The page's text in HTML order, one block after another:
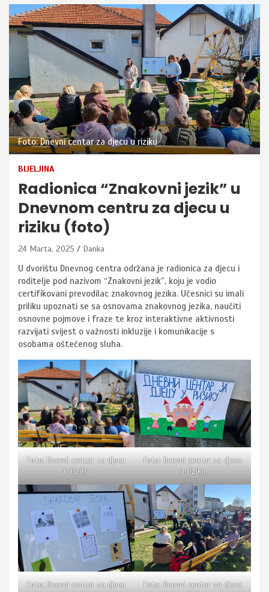
Foto: Dnevni centar za djecu u riziku
BIJELJINA
Radionica “Znakovni jezik” u
Dnevnom centru za djecu u
riziku (foto)
24 Marta, 2025 Danka
U dvorištu Dnevnog centra održana je radionica za djecu i
roditelje pod nazivom “Znakovni jezik”, koju je vodio
certifikovani prevodilac znakovnog jezika. Učesnici su imali
priliku upoznati se sa osnovama znakovnog jezika, naučiti
osnovne pojmove i fraze te kroz interaktivne aktivnosti
razvijati svijest o važnosti inkluzije i komunikacije s
osobama oštećenog sluha.
Foto: Dnevni centar za djecu
u riziku
Foto: Dnevni centar za djecu
u riziku
Foto: Dnevni centar za djecu
Foto: Dnevni centar za djecu